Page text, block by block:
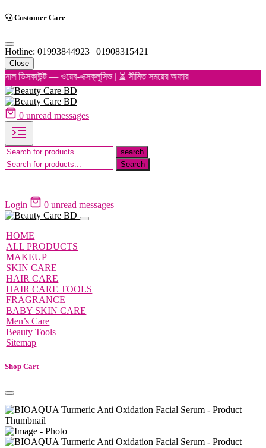
Customer Care
Hotline: 01993844923 | 01908315421
Close
ডিসকাউন্ট — ওয়েব-এক্সক্লুসিভ | ⏳ সীমিত সময়ের অফার
0 unread messages
Login 0 unread messages
HOME
ALL PRODUCTS
MAKEUP
SKIN CARE
HAIR CARE
HAIR CARE TOOLS
FRAGRANCE
BABY SKIN CARE
Men’s Care
Beauty Tools
Sitemap
Shop Cart